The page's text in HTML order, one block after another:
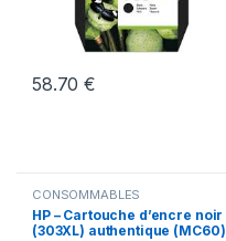
58.70€
CONSOMMABLES
HP – Cartouche d’encre noir
(303XL) authentique (MC60)